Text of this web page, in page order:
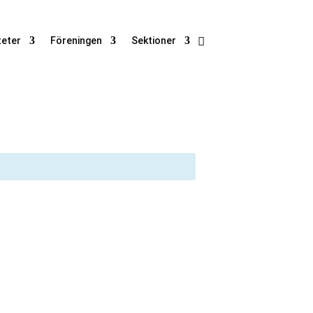
Föreningen Sektioner